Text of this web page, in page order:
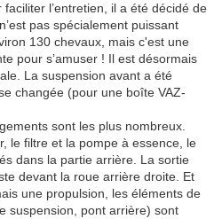
l’entretien, il a été décidé de
pas spécialement puissant
130 chevaux, mais c'est une
pour s’amuser ! Il est désormais
La suspension avant a été
changée (pour une boîte VAZ-
sont les plus nombreux.
le filtre et la pompe à essence, le
dans la partie arrière. La sortie
devant la roue arrière droite. Et
une propulsion, les éléments de
suspension, pont arrière) sont